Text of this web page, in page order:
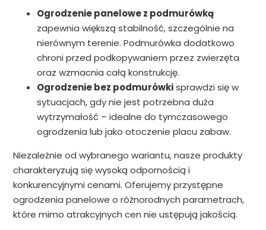
Ogrodzenie panelowe z podmurówką
zapewnia większą stabilność, szczególnie na
nierównym terenie. Podmurówka dodatkowo
chroni przed podkopywaniem przez zwierzęta
oraz wzmacnia całą konstrukcję.
Ogrodzenie bez podmurówkisprawdzi się w
sytuacjach, gdy nie jest potrzebna duża
wytrzymałość – idealne do tymczasowego
ogrodzenia lub jako otoczenie placu zabaw.
Niezależnie od wybranego wariantu, nasze produkty
charakteryzują się wysoką odpornością i
konkurencyjnymi cenami. Oferujemy przystępne
ogrodzenia panelowe o różnorodnych parametrach,
które mimo atrakcyjnych cen nie ustępują jakością.